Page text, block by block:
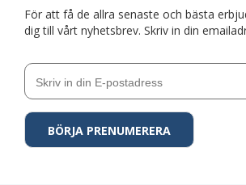
För att få de allra senaste och bästa
dig till vårt nyhetsbrev. Skriv in din